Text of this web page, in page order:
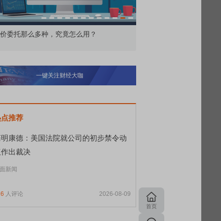
委托那么多种，究竟怎么用？
一键关注财经大咖
推荐
康德：美国法院就公司的初步禁令动
出裁决
新闻
人评论 2026-08-09
首页